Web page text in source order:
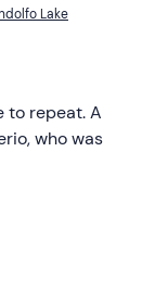
Lake
to repeat. A
who was